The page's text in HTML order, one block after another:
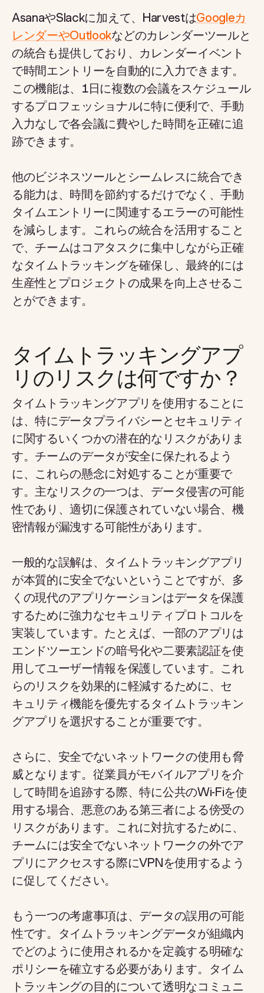
AsanaやSlackに加えて、HarvestはGoogleカ
レンダーやOutlookなどのカレンダーツールと
の統合も提供しており、カレンダーイベント
で時間エントリーを自動的に入力できます。
この機能は、1日に複数の会議をスケジュール
するプロフェッショナルに特に便利で、手動
入力なしで各会議に費やした時間を正確に追
跡できます。
他のビジネスツールとシームレスに統合でき
る能力は、時間を節約するだけでなく、手動
タイムエントリーに関連するエラーの可能性
を減らします。これらの統合を活用すること
で、チームはコアタスクに集中しながら正確
なタイムトラッキングを確保し、最終的には
生産性とプロジェクトの成果を向上させるこ
とができます。
タイムトラッキングアプ
リのリスクは何ですか？
タイムトラッキングアプリを使用することに
は、特にデータプライバシーとセキュリティ
に関するいくつかの潜在的なリスクがありま
す。チームのデータが安全に保たれるよう
に、これらの懸念に対処することが重要で
す。主なリスクの一つは、データ侵害の可能
性であり、適切に保護されていない場合、機
密情報が漏洩する可能性があります。
一般的な誤解は、タイムトラッキングアプリ
が本質的に安全でないということですが、多
くの現代のアプリケーションはデータを保護
するために強力なセキュリティプロトコルを
実装しています。たとえば、一部のアプリは
エンドツーエンドの暗号化や二要素認証を使
用してユーザー情報を保護しています。これ
らのリスクを効果的に軽減するために、セ
キュリティ機能を優先するタイムトラッキン
グアプリを選択することが重要です。
さらに、安全でないネットワークの使用も脅
威となります。従業員がモバイルアプリを介
して時間を追跡する際、特に公共のWi-Fiを使
用する場合、悪意のある第三者による傍受の
リスクがあります。これに対抗するために、
チームには安全でないネットワークの外でア
プリにアクセスする際にVPNを使用するよう
に促してください。
もう一つの考慮事項は、データの誤用の可能
性です。タイムトラッキングデータが組織内
でどのように使用されるかを定義する明確な
ポリシーを確立する必要があります。タイム
トラッキングの目的について透明なコミュニ